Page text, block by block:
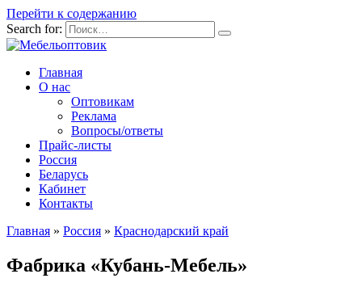
Перейти к содержанию
Search for:
Главная
О нас
Оптовикам
Реклама
Вопросы/ответы
Прайс-листы
Россия
Беларусь
Кабинет
Контакты
Главная » Россия » Краснодарский край
Фабрика «Кубань-Мебель»